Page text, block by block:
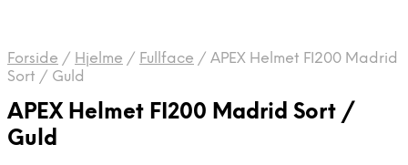
Forside / Hjelme / Fullface / APEX Helmet FI200 Madrid
Sort / Guld
APEX Helmet FI200 Madrid Sort /
Guld